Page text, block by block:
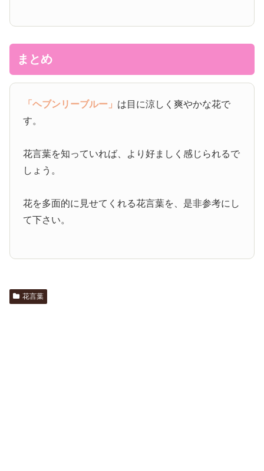
まとめ
「ヘブンリーブルー」 は目に涼しく爽やかな花で
す。
花言葉を知っていれば、より好ましく感じられるで
しょう。
花を多面的に見せてくれる花言葉を、是非参考にし
て下さい。
花言葉